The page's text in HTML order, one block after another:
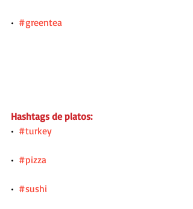
• #greentea
Hashtags de platos:
• #turkey
• #pizza
• #sushi